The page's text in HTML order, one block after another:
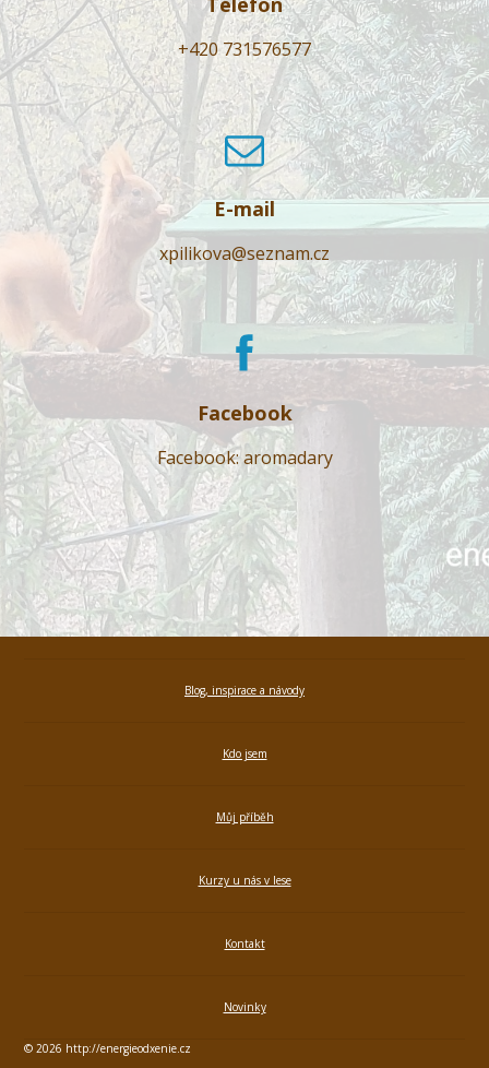
+420 731576577
E-mail
xpilikova@seznam.cz
Facebook
Facebook: aromadary
Blog, inspirace a návody
Kdo jsem
Můj příběh
Kurzy u nás v lese
Kontakt
Novinky
© 2026 http://energieodxenie.cz